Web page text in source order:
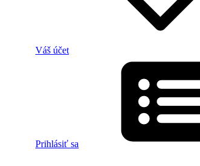
Váš účet
Prihlásiť sa